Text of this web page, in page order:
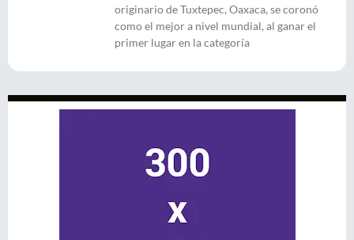
originario de Tuxtepec, Oaxaca, se coronó
como el mejor a nivel mundial, al ganar el
primer lugar en la categoría